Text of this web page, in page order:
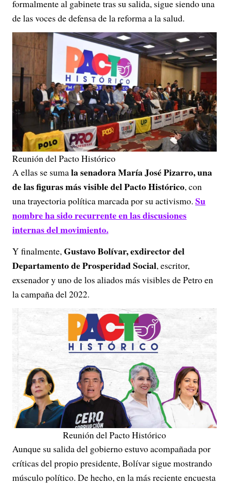
formalmente al gabinete tras su salida, sigue siendo una
de las voces de defensa de la reforma a la salud.
Reunión del Pacto Histórico
A ellas se sumala senadora María José Pizarro, una
de las figuras más visible del Pacto Histórico, con
una trayectoria política marcada por su activismo. Su
nombre ha sido recurrente en las discusiones
internas del movimiento.
Y finalmente,Gustavo Bolívar, exdirector del
Departamento de Prosperidad Social, escritor,
exsenador y uno de los aliados más visibles de Petro en
la campaña del 2022.
Reunión del Pacto Histórico
Aunque su salida del gobierno estuvo acompañada por
críticas del propio presidente, Bolívar sigue mostrando
músculo político. De hecho, en la más reciente encuesta